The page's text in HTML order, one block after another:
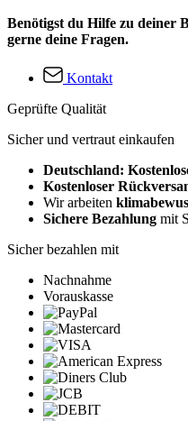
Benötigst du Hilfe zu deiner
gerne deine Fragen.
Kontakt
Geprüfte Qualität
Sicher und vertraut einkaufen
Deutschland:
Kostenloser
Wir arbeiten
Sichere Bezahlung mit
Sicher bezahlen mit
Nachnahme
Vorauskasse